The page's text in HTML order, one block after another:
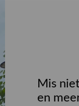
Mis
en